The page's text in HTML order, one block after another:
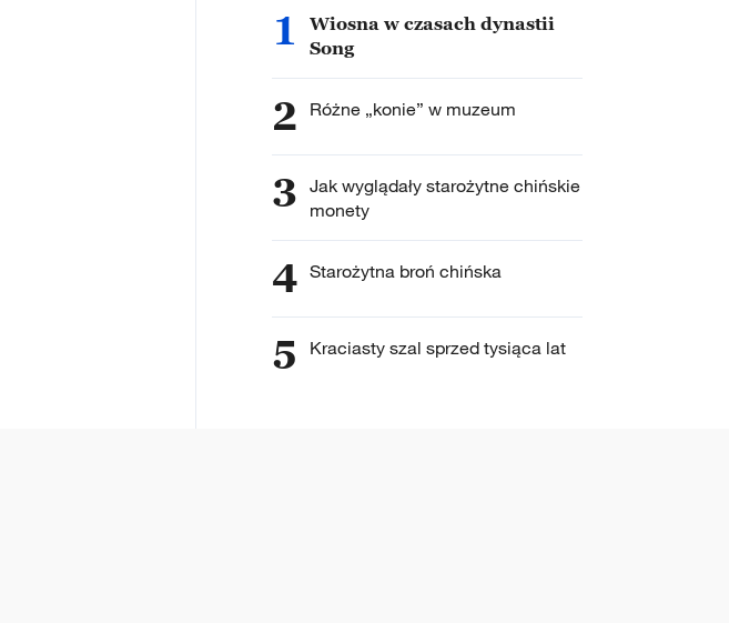
1
Wiosna w czasach dynastii
Song
2 Różne „konie” w muzeum
3 Jak wyglądały starożytne chińskie
monety
4 Starożytna broń chińska
5 Kraciasty szal sprzed tysiąca lat